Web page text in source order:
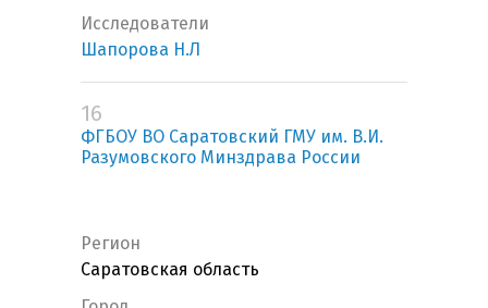
Исследователи
Шапорова Н.Л
16
ФГБОУ ВО Саратовский ГМУ им. В.И.
Разумовского Минздрава России
Регион
Саратовская область